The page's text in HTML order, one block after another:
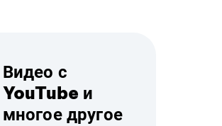
Видео с
YouTube и
многое другое